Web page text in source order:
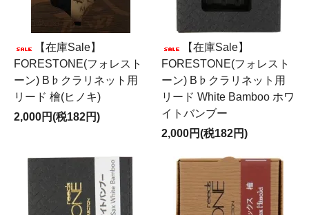
【在庫Sale】
FORESTONE(フォレスト
ーン) B♭クラリネット用
リード 檜(ヒノキ)
2,000円(税182円)
【在庫Sale】
FORESTONE(フォレスト
ーン) B♭クラリネット用
リード White Bamboo ホワ
イトバンブー
2,000円(税182円)